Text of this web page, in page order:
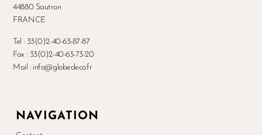
44880 Sautron
FRANCE
Tel : 33(0)2-40-63-87-87
Fax : 33(0)2-40-63-73-20
Mail : info@globedeco.fr
NAVIGATION